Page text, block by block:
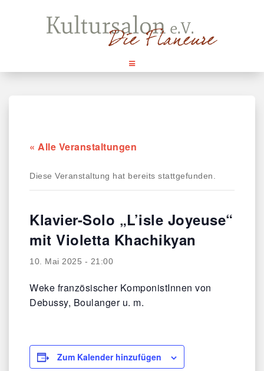
« Alle Veranstaltungen
Diese Veranstaltung hat bereits stattgefunden.
Klavier-Solo „L’isle Joyeuse“
mit Violetta Khachikyan
10. Mai 2025 - 21:00
Weke französischer KomponistInnen von
Debussy, Boulanger u. m.
Zum Kalender hinzufügen